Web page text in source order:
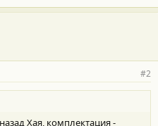
#2
Хая, комплектация -